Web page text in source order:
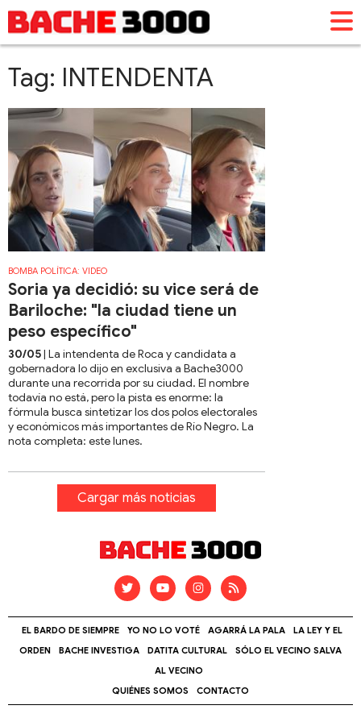
Tag: INTENDENTA
BOMBA POLÍTICA: VIDEO
Soria ya decidió: su vice será de
Bariloche: "la ciudad tiene un
peso específico"
30/05| La intendenta de Roca y candidata a
gobernadora lo dijo en exclusiva a Bache3000
durante una recorrida por su ciudad. El nombre
todavía no está, pero la pista es enorme: la
fórmula busca sintetizar los dos polos electorales
y económicos más importantes de Río Negro. La
nota completa: este lunes.
Cargar más noticias
EL BARDO DE SIEMPRE YO NO LO VOTÉ AGARRÁ LA PALA
LA LEY Y EL
ORDEN
BACHE INVESTIGA DATITA CULTURAL
SÓLO EL VECINO SALVA
AL VECINO
QUIÉNES SOMOS
CONTACTO